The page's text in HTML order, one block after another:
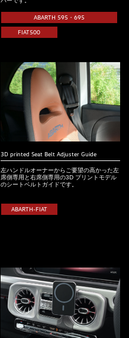
ABARTH 595・695
FIAT500
3D printed Seat Belt Adjuster Guide
左ハンドルオーナーからご要望の高かった左
席側専用と右席側専用の3D プリントモデル
のシートベルトガイドです。
ABARTH-FIAT